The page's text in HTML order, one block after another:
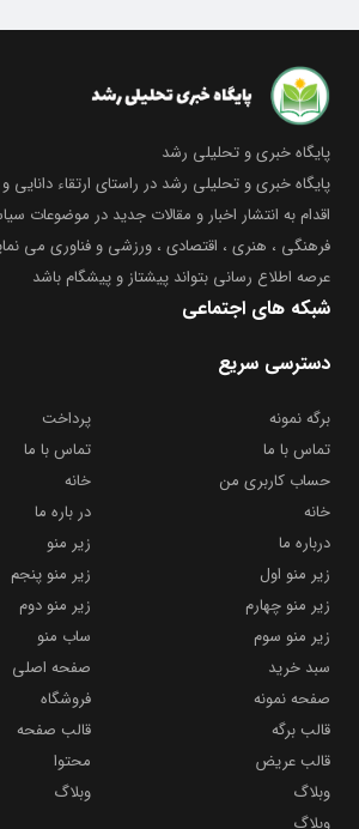
پایگاه خبری و تحلیلی رشد
پایگاه خبری و تحلیلی رشد در راستای ارتقاء دانایی
اقدام به انتشار اخبار و مقالات جدید در موضوعات
فرهنگی ، هنری ، اقتصادی ، ورزشی و فناوری می
عرصه اطلاع رسانی بتواند پیشتاز و پیشگام باشد
شبکه های اجتماعی
دسترسی سریع
برگه نمونه
پرداخت
تماس با ما
تماس با ما
حساب کاربری من
خانه
خانه
در باره ما
درباره ما
زیر منو
زیر منو اول
زیر منو پنجم
زیر منو چهارم
زیر منو دوم
زیر منو سوم
ساب منو
سبد خرید
صفحه اصلی
صفحه نمونه
فروشگاه
قالب برگه
قالب صفحه
قالب عریض
محتوا
وبلاگ
وبلاگ